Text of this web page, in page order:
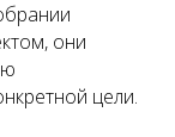
они
цели.